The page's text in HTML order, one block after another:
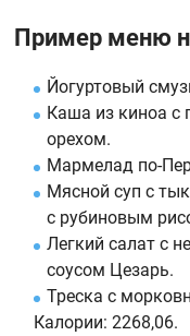
Пример меню
Йогуртовый
Каша из киноа с
орехом.
Мармелад по-
Мясной суп с
с рубиновым
Легкий салат с
соусом Цезарь.
Треска с
Калории: 2268,06.